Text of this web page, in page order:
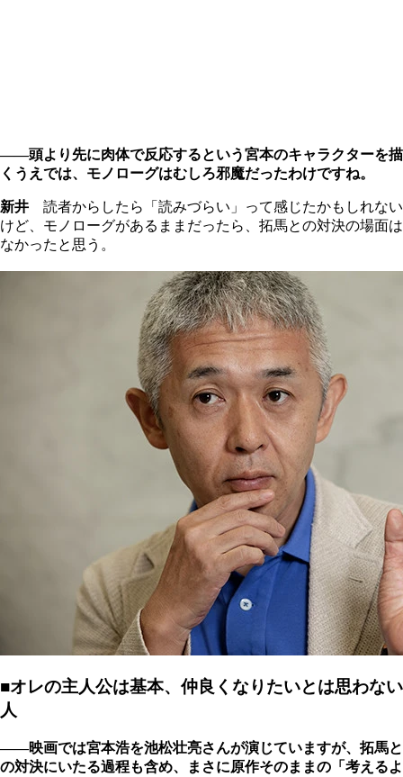
――頭より先に肉体で反応するという宮本のキャラクターを描
くうえでは、モノローグはむしろ邪魔だったわけですね。
新井 読者からしたら「読みづらい」って感じたかもしれない
けど、モノローグがあるままだったら、拓馬との対決の場面は
なかったと思う。
■オレの主人公は基本、仲良くなりたいとは思わない
人
――映画では宮本浩を池松壮亮さんが演じていますが、拓馬と
の対決にいたる過程も含め、まさに原作そのままの「考えるよ